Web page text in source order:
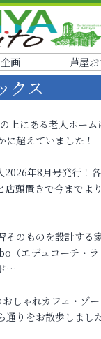
画 芦屋
クス
にある老人ホーム
に超えていました！
2026年8月号発行！
店頭置きで今までよ
そのものを設計する
（エデュコーチ・ラ
…
しゃれカフェ・ゾ
通りをお散歩しまし